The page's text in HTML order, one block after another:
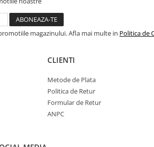
magazinului. Afla mai multe in Politica de
CLIENTI
Metode de Plata
Politica de Retur
Formular de Retur
ANPC